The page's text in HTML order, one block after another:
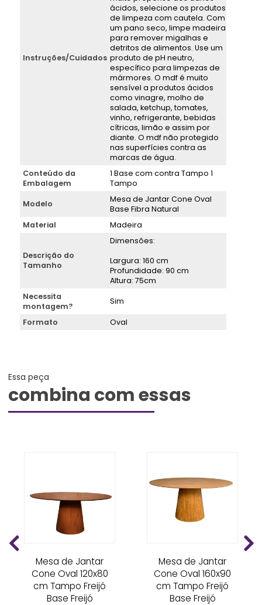
Instruções/Cuidados
ácidos, selecione os produtos
de limpeza com cautela. Com
um pano seco, limpe madeira
para remover migalhas e
detritos de alimentos. Use um
produto de pH neutro,
específico para limpezas de
mármores. O mdf é muito
sensível a produtos ácidos
como vinagre, molho de
salada, ketchup, tomates,
vinho, refrigerante, bebidas
cítricas, limão e assim por
diante. O mdf não protegido
nas superfícies contra as
marcas de água.
Conteúdo da
Embalagem
1 Base com contra Tampo 1
Tampo
Modelo
Mesa de Jantar Cone Oval
Base Fibra Natural
Material
Madeira
Descrição do
Tamanho
Dimensões:
Largura: 160 cm
Profundidade: 90 cm
Altura: 75cm
Necessita
montagem?
Sim
Formato Oval
Essa peça
combina com essas
Mesa de Jantar
Cone Oval 120x80
cm Tampo Freijó
Base Freijó
Mesa de Jantar
Cone Oval 160x90
cm Tampo Freijó
Base Freijó